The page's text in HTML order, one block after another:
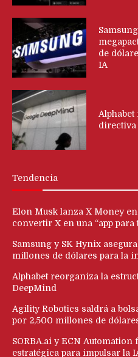
de
IA
directiva
Tendencia
Elon Musk lanza X Money
convertir X en una “app para
Samsung y SK Hynix
millones de dólares para la
Alphabet reorganiza la
DeepMind
Agility Robotics saldrá a
por 2,500 millones de
SORBA.ai y ECN
estratégica para impulsar la